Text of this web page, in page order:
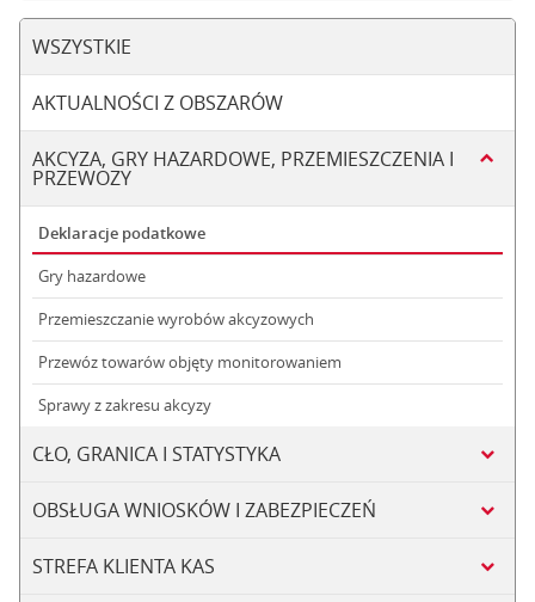
WSZYSTKIE
AKTUALNOŚCI Z OBSZARÓW
AKCYZA, GRY HAZARDOWE, PRZEMIESZCZENIA I
PRZEWOZY
Deklaracje podatkowe
Gry hazardowe
Przemieszczanie wyrobów akcyzowych
Przewóz towarów objęty monitorowaniem
Sprawy z zakresu akcyzy
CŁO, GRANICA I STATYSTYKA
OBSŁUGA WNIOSKÓW I ZABEZPIECZEŃ
STREFA KLIENTA KAS